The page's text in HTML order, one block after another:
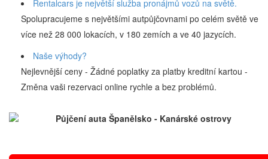
Rentalcars je největší služba pronájmů vozů na světě.
Spolupracujeme s největšími autpůjčovnami po celém světě ve
více než 28 000 lokacích, v 180 zemích a ve 40 jazycích.
Naše výhody?
Nejlevnější ceny - Žádné poplatky za platby kreditní kartou -
Změna vaši rezervaci online rychle a bez problémů.